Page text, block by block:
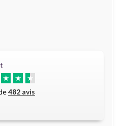
★ ★ ★
482 avis